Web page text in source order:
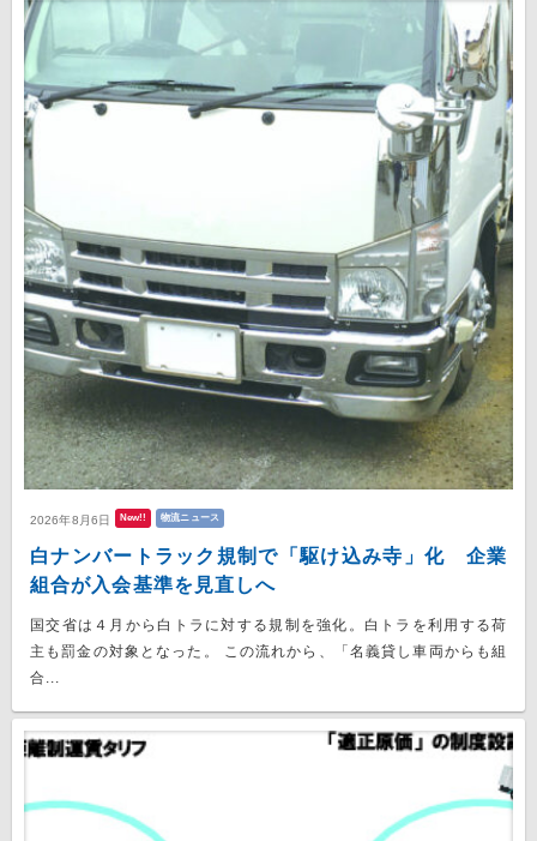
2026年8月6日 New!! 物流ニュース
白ナンバートラック規制で「駆け込み寺」化 企業
組合が入会基準を見直しへ
国交省は４月から白トラに対する規制を強化。白トラを利用する荷
主も罰金の対象となった。 この流れから、「名義貸し車両からも組
合...